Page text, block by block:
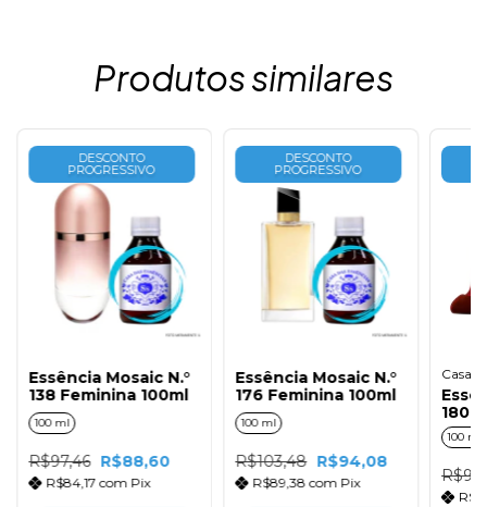
Produtos similares
DESCONTO
PROGRESSIVO
Essência Mosaic N.°
138 Feminina 100ml
100 ml
R$97,46 R$88,60
R$84,17 com Pix
DESCONTO
PROGRESSIVO
Essência Mosaic N.°
176 Feminina 100ml
100 ml
R$103,48 R$94,08
R$89,38com Pix
Casa
180
100 ml